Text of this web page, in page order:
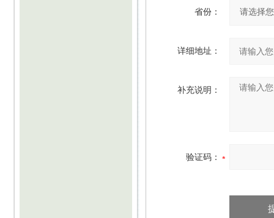
省份：
详细地址：
补充说明：
验证码：